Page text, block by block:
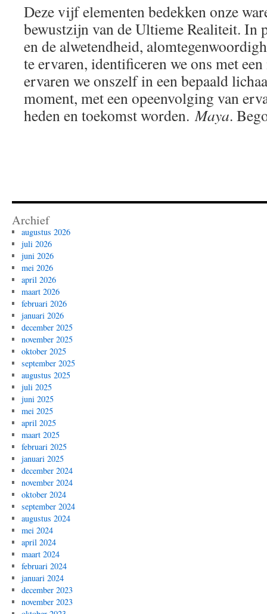
Deze vijf elementen bedekken onze
bewustzijn van de Ultieme Realiteit. In
en de alwetendheid,
te ervaren, identificeren we ons met
ervaren we onszelf in een bepaald
moment, met een opeenvolging van
heden en toekomst worden. Maya.
Archief
augustus 2026
juli 2026
juni 2026
mei 2026
april 2026
maart 2026
februari 2026
januari 2026
december 2025
november 2025
oktober 2025
september 2025
augustus 2025
juli 2025
juni 2025
mei 2025
april 2025
maart 2025
februari 2025
januari 2025
december 2024
november 2024
oktober 2024
september 2024
augustus 2024
mei 2024
april 2024
maart 2024
februari 2024
januari 2024
december 2023
november 2023